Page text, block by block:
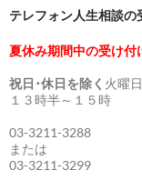
テレフォン人生相談
夏休み期間中の受け付
祝日･休日を除く 火曜
１３時半～１５時
03-3211-3288
または
03-3211-3299